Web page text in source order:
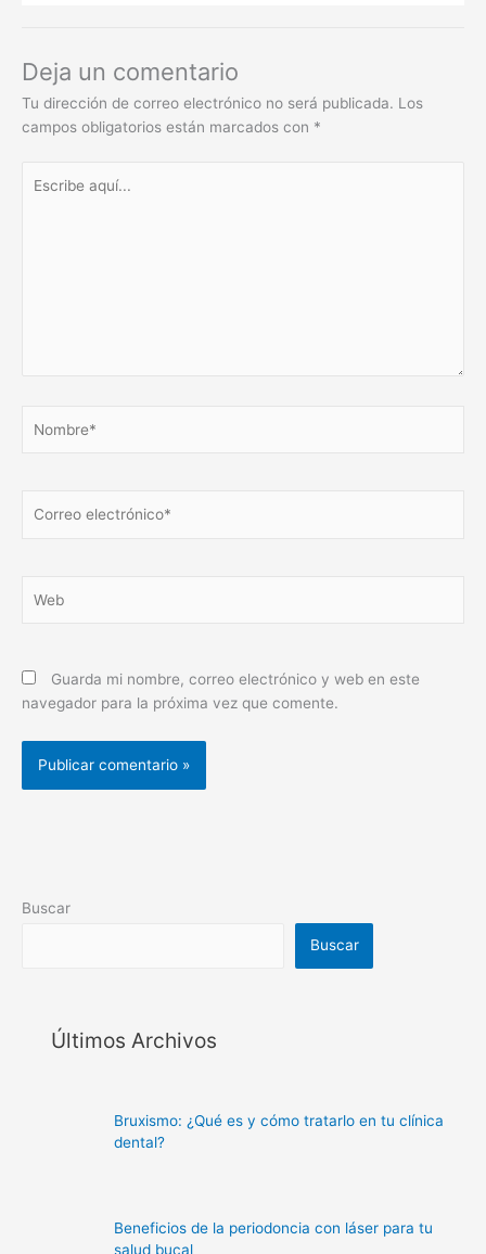
Deja un comentario
Tu dirección de correo electrónico no será publicada. Los
campos obligatorios están marcados con *
aquí...
electrónico*
Guarda mi nombre, correo electrónico y web en este
navegador para la próxima vez que comente.
Buscar
Buscar
Últimos Archivos
Bruxismo: ¿Qué es y cómo tratarlo en tu clínica
dental?
Beneficios de la periodoncia con láser para tu
salud bucal